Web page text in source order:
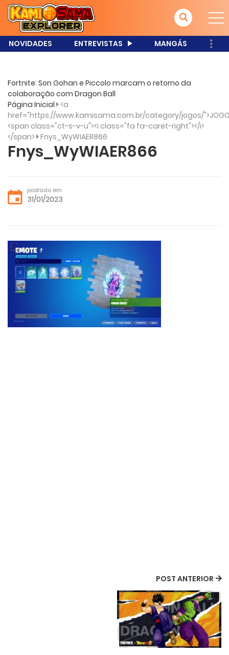
NOVIDADES ENTREVISTAS MANGÁS
Fortnite: Son Gohan e Piccolo marcam o retorno da
colaboração com Dragon Ball
Página Inicial <a
href="https://www.kamisama.com.br/category/jogos/
<span class="ct-s-v-u"><i class="fa fa-caret-right"></i>
</span> Fnys_WyWIAER866
Fnys_WyWIAER866
postado em
31/01/2023
POST ANTERIOR